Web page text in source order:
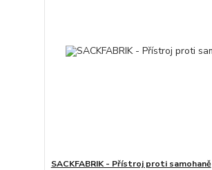
SACKFABRIK - Přístroj proti samohaně